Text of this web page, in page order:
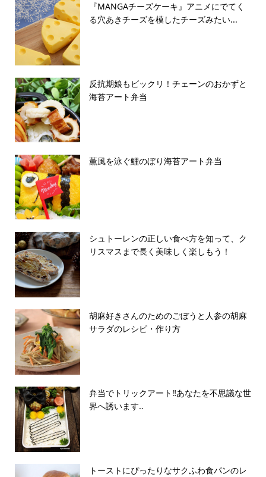
『MANGAチーズケーキ』アニメにでてく
る穴あきチーズを模したチーズみたい...
反抗期娘もビックリ！チェーンのおかずと
海苔アート弁当
薫風を泳ぐ鯉のぼり海苔アート弁当
シュトーレンの正しい食べ方を知って、ク
リスマスまで長く美味しく楽しもう！
胡麻好きさんのためのごぼうと人参の胡麻
サラダのレシピ・作り方
弁当でトリックアート‼️あなたを不思議な世
界へ誘います‥
トーストにぴったりなサクふわ食パンのレ